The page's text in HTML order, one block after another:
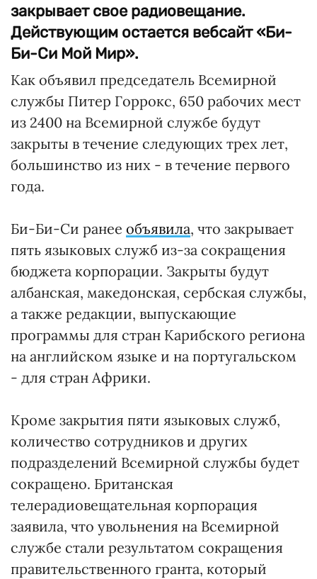
закрывает свое радиовещание.
Действующим остается вебсайт «Би-
Би-Си Мой Мир».
Как объявил председатель Всемирной
службы Питер Горрокс, 650 рабочих мест
из 2400 на Всемирной службе будут
закрыты в течение следующих трех лет,
большинство из них - в течение первого
года.
Би-Би-Си ранее объявила, что закрывает
пять языковых служб из-за сокращения
бюджета корпорации. Закрыты будут
албанская, македонская, сербская службы,
а также редакции, выпускающие
программы для стран Карибского региона
на английском языке и на португальском
- для стран Африки.
Кроме закрытия пяти языковых служб,
количество сотрудников и других
подразделений Всемирной службы будет
сокращено. Британская
телерадиовещательная корпорация
заявила, что увольнения на Всемирной
службе стали результатом сокращения
правительственного гранта, который